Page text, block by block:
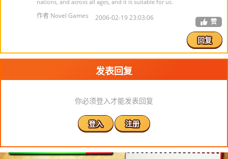
nations, and across all ages, and it is suitable for us.
作者 Novel Games 2006-02-19 23:03:06 赞
回复
发表回复
你必须登入才能发表回复
登入 注册